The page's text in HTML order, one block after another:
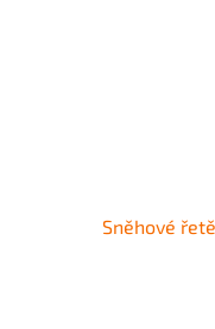
Sněhové